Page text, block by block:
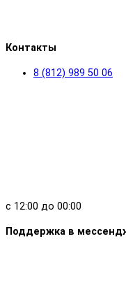
Контакты
8 (812) 989 50 06
с 12:00 до 00:00
Поддержка в